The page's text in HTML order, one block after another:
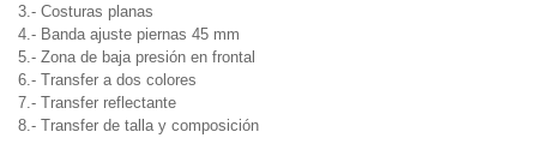
3.- Costuras planas
4.- Banda ajuste piernas 45 mm
5.- Zona de baja presión en frontal
6.- Transfer a dos colores
7.- Transfer reflectante
8.- Transfer de talla y composición